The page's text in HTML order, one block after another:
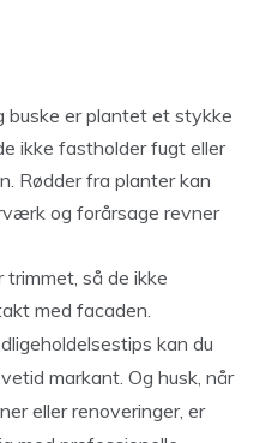
buske er plantet et stykke
ikke fastholder fugt eller
Rødder fra planter kan
og forårsage revner
trimmet, så de ikke
med facaden.
kan du
markant. Og husk, når
eller renoveringer, er